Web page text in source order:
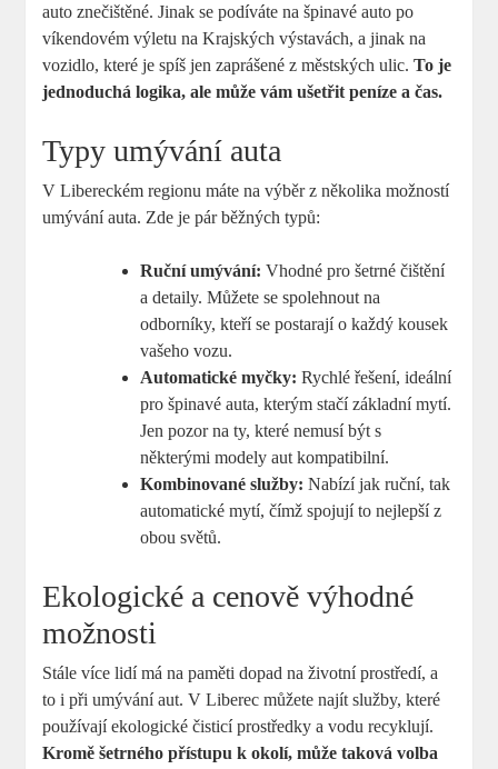
auto znečištěné. Jinak se podíváte na špinavé auto po
víkendovém výletu na Krajských výstavách, a jinak na
vozidlo, které je spíš jen zaprášené z městských ulic.To je
jednoduchá logika, ale může vám ušetřit peníze a čas.
Typy umývání auta
V Libereckém regionu máte na výběr z několika možností
umývání auta. Zde je pár běžných typů:
Ruční umývání: Vhodné pro šetrné čištění
a detaily. Můžete se spolehnout na
odborníky, kteří se postarají o každý kousek
vašeho vozu.
Automatické myčky: Rychlé řešení, ideální
pro špinavé auta, kterým stačí základní mytí.
Jen pozor na ty, které nemusí být s
některými modely aut kompatibilní.
Kombinované služby: Nabízí jak ruční, tak
automatické mytí, čímž spojují to nejlepší z
obou světů.
Ekologické a cenově výhodné
možnosti
Stále více lidí má na paměti dopad na životní prostředí, a
to i při umývání aut. V Liberec můžete najít služby, které
používají ekologické čisticí prostředky a vodu recyklují.
Kromě šetrného přístupu k okolí, může taková volba